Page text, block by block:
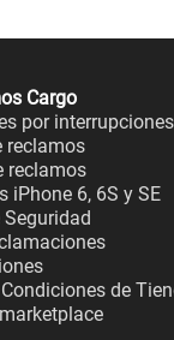
Cargo
por interrupciones
reclamos
reclamos
iPhone 6, 6S y SE
de